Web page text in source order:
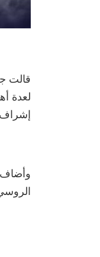
قالت
لعدة
إشراف
وأضاف